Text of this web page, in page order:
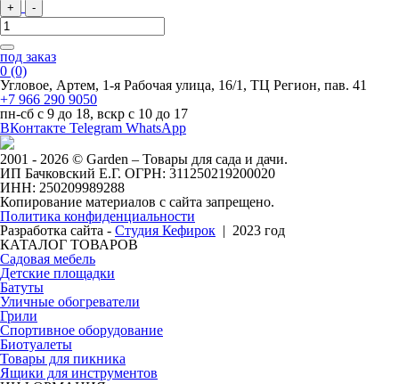
+ -
под заказ
0 (0)
Угловое, Артем, ​1-я Рабочая улица, 16/1, ТЦ Регион, пав. 41
+7 966 290 9050
пн-сб с 9 до 18, вскр с 10 до 17
ВКонтакте Telegram WhatsApp
2001 - 2026 © Garden – Товары для сада и дачи.
ИП Бачковский Е.Г. ОГРН: 311250219200020
ИНН: 250209989288
Копирование материалов с сайта запрещено.
Политика конфиденциальности
Разработка сайта - Студия Кефирок | 2023 год
КАТАЛОГ ТОВАРОВ
Садовая мебель
Детские площадки
Батуты
Уличные обогреватели
Грили
Спортивное оборудование
Биотуалеты
Товары для пикника
Ящики для инструментов